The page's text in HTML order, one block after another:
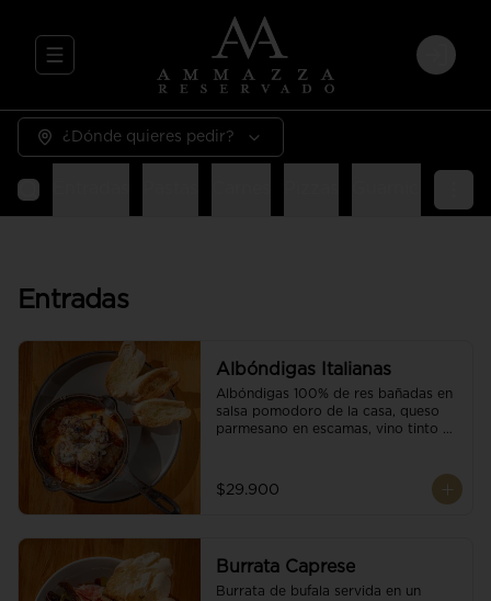
Abrir menu de navegación Login
¿Dónde quieres pedir?
Entradas
Albóndigas Italianas
Albóndigas 100% de res bañadas en
salsa pomodoro de la casa, queso
parmesano en escamas, vino tinto y
$29.900
Burrata Caprese
Burrata de bufala servida en un